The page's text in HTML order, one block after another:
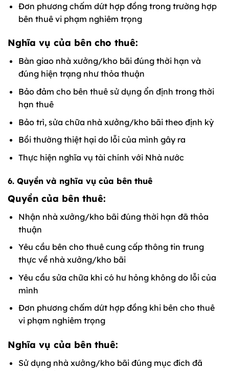
Đơn phương chấm dứt hợp đồng trong trường hợp
bên thuê vi phạm nghiêm trọng
Nghĩa vụ của bên cho thuê:
Bàn giao nhà xưởng/kho bãi đúng thời hạn và
đúng hiện trạng như thỏa thuận
Bảo đảm cho bên thuê sử dụng ổn định trong thời
hạn thuê
Bảo trì, sửa chữa nhà xưởng/kho bãi theo định kỳ
Bồi thường thiệt hại do lỗi của mình gây ra
Thực hiện nghĩa vụ tài chính với Nhà nước
6. Quyền và nghĩa vụ của bên thuê
Quyền của bên thuê:
Nhận nhà xưởng/kho bãi đúng thời hạn đã thỏa
thuận
Yêu cầu bên cho thuê cung cấp thông tin trung
thực về nhà xưởng/kho bãi
Yêu cầu sửa chữa khi có hư hỏng không do lỗi của
mình
Đơn phương chấm dứt hợp đồng khi bên cho thuê
vi phạm nghiêm trọng
Nghĩa vụ của bên thuê:
Sử dụng nhà xưởng/kho bãi đúng mục đích đã